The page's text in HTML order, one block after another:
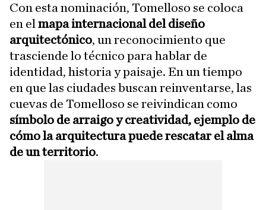
Con esta nominación, Tomelloso se coloca
en el mapa internacional del diseño
arquitectónico, un reconocimiento que
trasciende lo técnico para hablar de
identidad, historia y paisaje. En un tiempo
en que las ciudades buscan reinventarse, las
cuevas de Tomelloso se reivindican como
símbolo de arraigo y creatividad, ejemplo de
cómo la arquitectura puede rescatar el alma
de un territorio.